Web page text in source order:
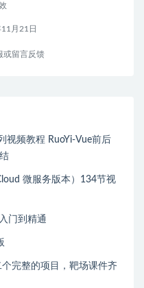
月21日
或留言反馈
视频教程 RuoYi-Vue前后
微服务版本）134节视
门到精通
完整的项目，靶场课件齐